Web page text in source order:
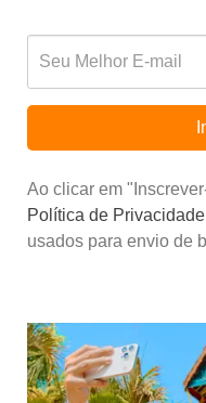
Ao clicar em
Política de Privacidade
usados para envio de